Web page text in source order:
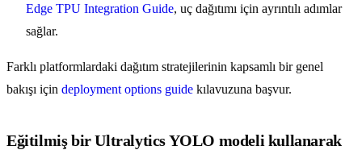
Edge TPU Integration Guide, uç dağıtımı için ayrıntılı adımlar
sağlar.
Farklı platformlardaki dağıtım stratejilerinin kapsamlı bir genel
bakışı için deployment options guide kılavuzuna başvur.
Eğitilmiş bir Ultralytics YOLO modeli kullanarak